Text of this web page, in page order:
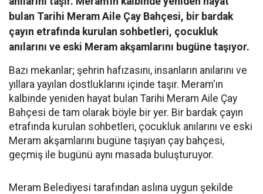
bulan Tarihi Meram Aile Çay Bahçesi, bir bardak
çayın etrafında kurulan sohbetleri, çocukluk
anılarını ve eski Meram akşamlarını bugüne taşıyor.
Bazı mekanlar; şehrin hafızasını, insanların anılarını ve
yıllara yayılan dostluklarını içinde taşır. Meram'ın
kalbinde yeniden hayat bulan Tarihi Meram Aile Çay
Bahçesi de tam olarak böyle bir yer. Bir bardak çayın
etrafında kurulan sohbetleri, çocukluk anılarını ve eski
Meram akşamlarını bugüne taşıyan çay bahçesi,
geçmiş ile bugünü aynı masada buluşturuyor.
Meram Belediyesi tarafından aslına uygun şekilde